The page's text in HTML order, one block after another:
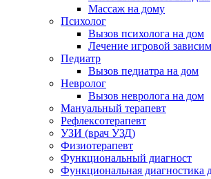
Массаж на дому
Психолог
Вызов психолога на дом
Лечение игровой
Педиатр
Вызов педиатра на дом
Невролог
Вызов невролога на дом
Мануальный терапевт
Рефлексотерапевт
УЗИ (врач УЗД)
Физиотерапевт
Функциональный диагност
Функциональная диагностика